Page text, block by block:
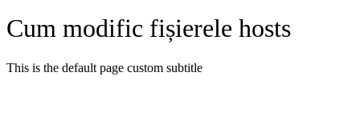
Cum modific fișierele hosts
This is the default page custom subtitle